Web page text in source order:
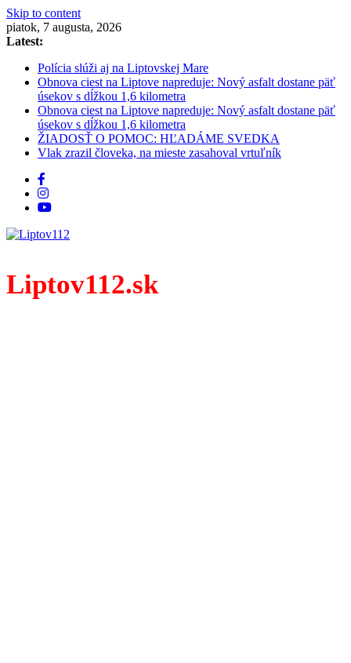
Skip to content
piatok, 7 augusta, 2026
Latest:
Polícia slúži aj na Liptovskej Mare
Obnova ciest na Liptove napreduje: Nový asfalt dostane päť
úsekov s dĺžkou 1,6 kilometra
Obnova ciest na Liptove napreduje: Nový asfalt dostane päť
úsekov s dĺžkou 1,6 kilometra
ŽIADOSŤ O POMOC: HĽADÁME SVEDKA
Vlak zrazil človeka, na mieste zasahoval vrtuľník
Liptov112.sk